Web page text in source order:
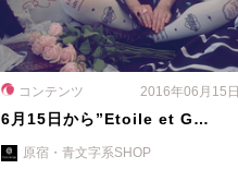
コンテンツ 2016年06月15日
6月15日から”Etoile et G…
原宿・青文字系SHOP